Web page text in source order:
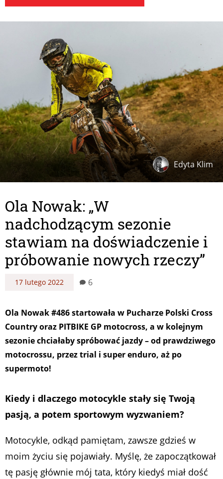
Edyta Klim
Ola Nowak: „W
nadchodzącym sezonie
stawiam na doświadczenie i
próbowanie nowych rzeczy”
17 lutego 2022 6
Ola Nowak #486 startowała w Pucharze Polski Cross
Country oraz PITBIKE GP motocross, a w kolejnym
sezonie chciałaby spróbować jazdy – od prawdziwego
motocrossu, przez trial i super enduro, aż po
supermoto!
Kiedy i dlaczego motocykle stały się Twoją
pasją, a potem sportowym wyzwaniem?
Motocykle, odkąd pamiętam, zawsze gdzieś w
moim życiu się pojawiały. Myślę, że zapoczątkował
tę pasję głównie mój tata, który kiedyś miał dość